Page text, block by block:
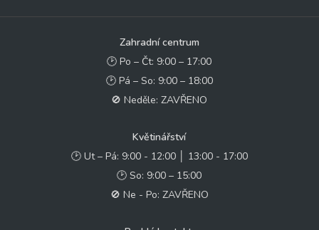
Zahradní centrum
🕑 Po – Čt: 9:00 – 17:00
🕑 Pá – So: 9:00 – 18:00
🚫 Neděle: ZAVŘENO
Květinářství
🕑 Ut – Pá: 9:00 - 12:00 │ 13:00 - 17:00
🕑 So: 9:00 – 15:00
🚫 Ne - Po: ZAVŘENO